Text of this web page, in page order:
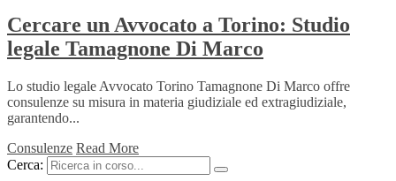
Cercare un Avvocato a Torino: Studio
legale Tamagnone Di Marco
Lo studio legale Avvocato Torino Tamagnone Di Marco offre
consulenze su misura in materia giudiziale ed extragiudiziale,
garantendo...
Consulenze Read More
Cerca: